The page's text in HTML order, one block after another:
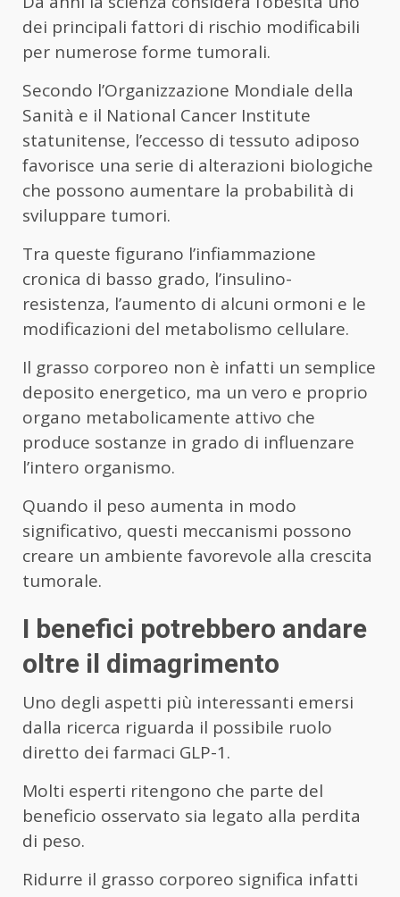
dei principali fattori di rischio modificabili
per numerose forme tumorali.
Secondo l’Organizzazione Mondiale della
Sanità e il National Cancer Institute
statunitense, l’eccesso di tessuto adiposo
favorisce una serie di alterazioni biologiche
che possono aumentare la probabilità di
sviluppare tumori.
Tra queste figurano l’infiammazione
cronica di basso grado, l’insulino-
resistenza, l’aumento di alcuni ormoni e le
modificazioni del metabolismo cellulare.
Il grasso corporeo non è infatti un semplice
deposito energetico, ma un vero e proprio
organo metabolicamente attivo che
produce sostanze in grado di influenzare
l’intero organismo.
Quando il peso aumenta in modo
significativo, questi meccanismi possono
creare un ambiente favorevole alla crescita
tumorale.
I benefici potrebbero andare
oltre il dimagrimento
Uno degli aspetti più interessanti emersi
dalla ricerca riguarda il possibile ruolo
diretto dei farmaci GLP-1.
Molti esperti ritengono che parte del
beneficio osservato sia legato alla perdita
di peso.
Ridurre il grasso corporeo significa infatti